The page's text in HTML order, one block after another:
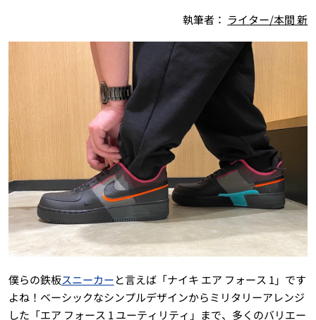
執筆者： ライター/本間 新
僕らの鉄板スニーカーと言えば「ナイキ エア フォース 1」です
よね！ベーシックなシンプルデザインからミリタリーアレンジ
した「エア フォース 1 ユーティリティ」まで、多くのバリエー